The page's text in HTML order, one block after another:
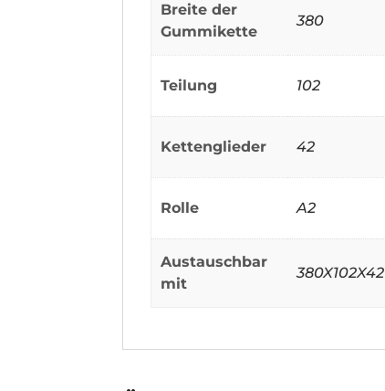
Breite der
Gummikette
380
Teilung 102
Kettenglieder 42
Rolle A2
Austauschbar
mit
380X102X42